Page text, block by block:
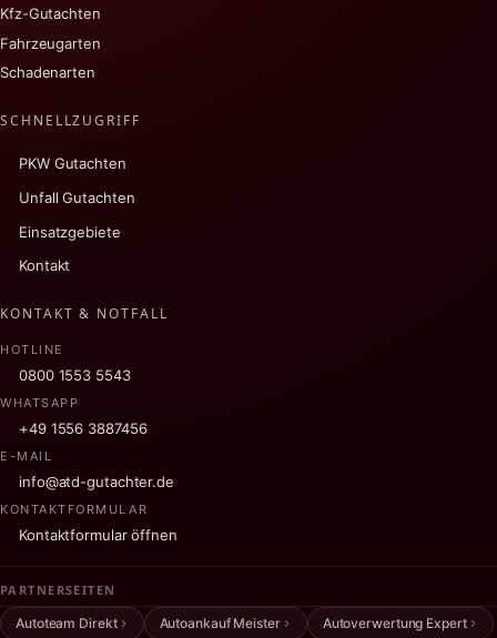
Kfz-Gutachten
Fahrzeugarten
Schadenarten
SCHNELLZUGRIFF
PKW Gutachten
Unfall Gutachten
Einsatzgebiete
Kontakt
KONTAKT & NOTFALL
HOTLINE
0800 1553 5543
WHATSAPP
+49 1556 3887456
E-MAIL
info@atd-gutachter.de
KONTAKTFORMULAR
Kontaktformular öffnen
PARTNERSEITEN
Autoteam Direkt
Autoankauf Meister Autoverwertung Expert